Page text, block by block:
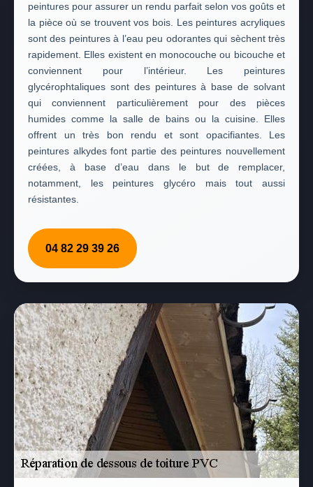
peintures pour assurer un rendu parfait selon vos goûts et
la pièce où se trouvent vos bois. Les peintures acryliques
sont des peintures à l’eau peu odorantes qui sèchent très
rapidement. Elles existent en monocouche ou bicouche et
conviennent pour l’intérieur. Les peintures
glycérophtaliques sont des peintures à base de solvant
qui conviennent particulièrement pour des pièces
humides comme la salle de bains ou la cuisine. Elles
offrent un très bon rendu et sont opacifiantes. Les
peintures alkydes font partie des peintures nouvellement
créées, à base d’eau dans le but de remplacer,
notamment, les peintures glycéro mais tout aussi
résistantes.
04 82 29 39 26